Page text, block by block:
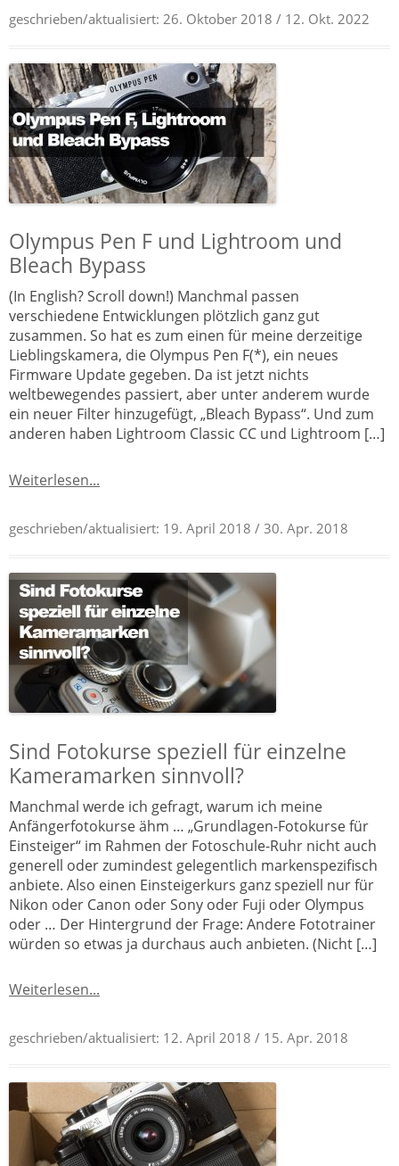
geschrieben/aktualisiert: 26. Oktober 2018 / 12. Okt. 2022
Olympus Pen F und Lightroom und
Bleach Bypass
(In English? Scroll down!) Manchmal passen
verschiedene Entwicklungen plötzlich ganz gut
zusammen. So hat es zum einen für meine derzeitige
Lieblingskamera, die Olympus Pen F(*), ein neues
Firmware Update gegeben. Da ist jetzt nichts
weltbewegendes passiert, aber unter anderem wurde
ein neuer Filter hinzugefügt, „Bleach Bypass“. Und zum
anderen haben Lightroom Classic CC und Lightroom […]
Weiterlesen...
geschrieben/aktualisiert: 19. April 2018 / 30. Apr. 2018
Sind Fotokurse speziell für einzelne
Kameramarken sinnvoll?
Manchmal werde ich gefragt, warum ich meine
Anfängerfotokurse ähm … „Grundlagen-Fotokurse für
Einsteiger“ im Rahmen der Fotoschule-Ruhr nicht auch
generell oder zumindest gelegentlich markenspezifisch
anbiete. Also einen Einsteigerkurs ganz speziell nur für
Nikon oder Canon oder Sony oder Fuji oder Olympus
oder … Der Hintergrund der Frage: Andere Fototrainer
würden so etwas ja durchaus auch anbieten. (Nicht […]
Weiterlesen...
geschrieben/aktualisiert: 12. April 2018 / 15. Apr. 2018